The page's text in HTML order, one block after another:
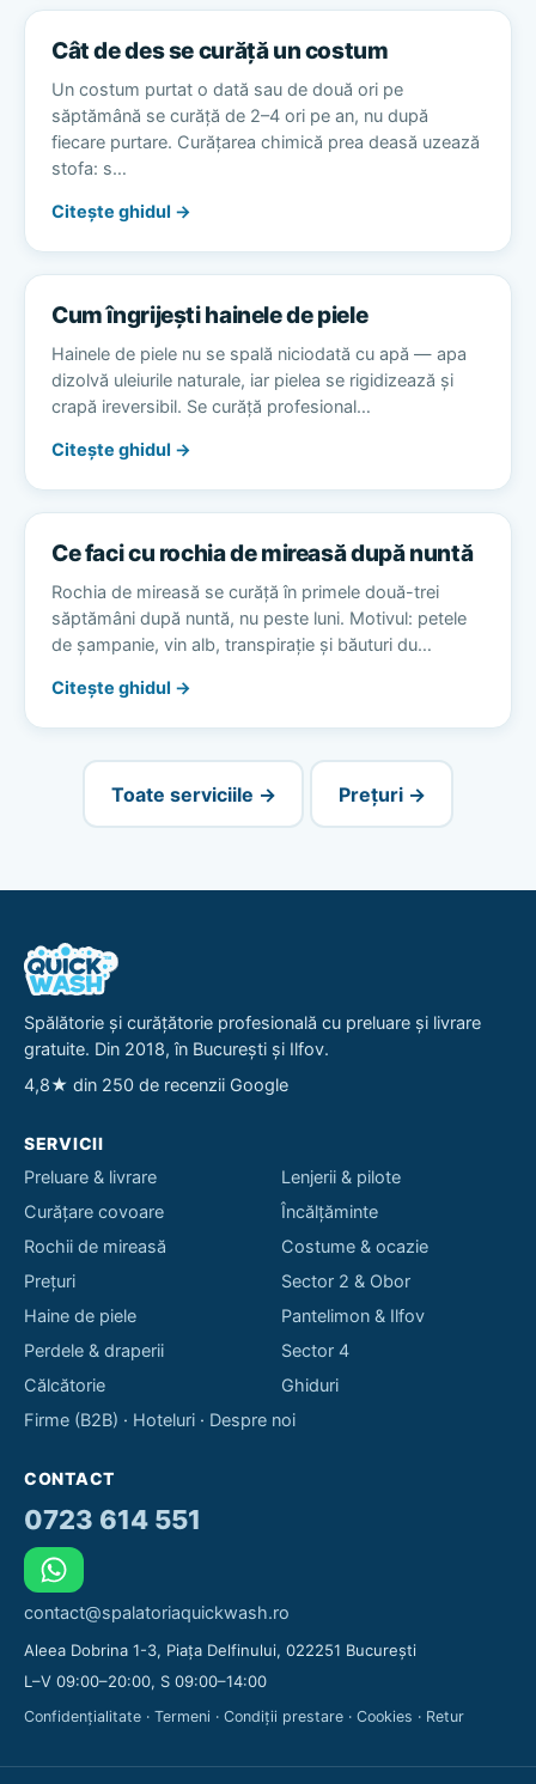
Cât de des se curăță un costum
Un costum purtat o dată sau de două ori pe
săptămână se curăță de 2–4 ori pe an, nu după
fiecare purtare. Curățarea chimică prea deasă uzează
stofa: s…
Citește ghidul →
Cum îngrijești hainele de piele
Hainele de piele nu se spală niciodată cu apă — apa
dizolvă uleiurile naturale, iar pielea se rigidizează și
crapă ireversibil. Se curăță profesional…
Citește ghidul →
Ce faci cu rochia de mireasă după nuntă
Rochia de mireasă se curăță în primele două-trei
săptămâni după nuntă, nu peste luni. Motivul: petele
de șampanie, vin alb, transpirație și băuturi du…
Citește ghidul →
Toate serviciile → Prețuri →
Spălătorie și curățătorie profesională cu preluare și livrare
gratuite. Din 2018, în București și Ilfov.
4,8★ din 250 de recenzii Google
SERVICII
Preluare & livrare
Curățare covoare
Rochii de mireasă
Prețuri
Haine de piele
Perdele & draperii
Călcătorie
Lenjerii & pilote
Încălțăminte
Costume & ocazie
Sector 2 & Obor
Pantelimon & Ilfov
Sector 4
Ghiduri
Firme (B2B) · Hoteluri · Despre noi
CONTACT
0723 614 551
contact@spalatoriaquickwash.ro
Aleea Dobrina 1-3, Piața Delfinului, 022251 București
L–V 09:00–20:00, S 09:00–14:00
Confidențialitate · Termeni · Condiții prestare · Cookies · Retur